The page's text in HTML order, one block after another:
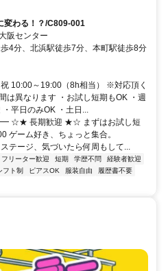
変わる！？/C809-001
阪センター
4分、北浜駅徒歩7分、本町駅徒歩8分
10:00～19:00（8h相当） ※対応頂く
は異なります ・お試し短期もOK ・週
平日のみOK ・土日...
長期歓迎 ★☆ まずはお試し短
ゲーム好き、ちょっと集合。
ジ、気づいたら何周もして...
フリーター歓迎 短期 学歴不問
経験者歓迎
フト制 ピアスOK 服装自由
履歴書不要